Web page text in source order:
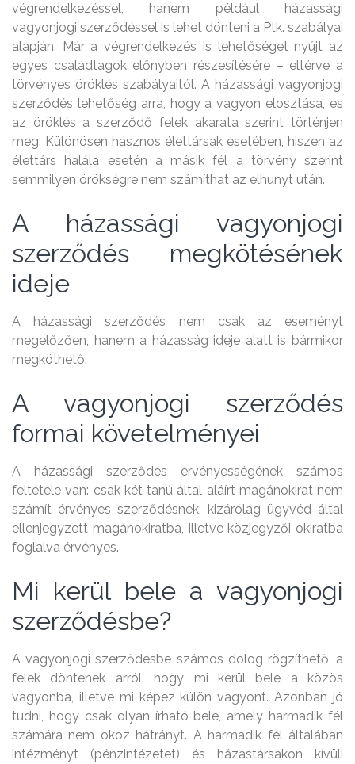
végrendelkezéssel, hanem például házassági
vagyonjogi szerződéssel is lehet dönteni a Ptk. szabályai
alapján. Már a végrendelkezés is lehetőséget nyújt az
egyes családtagok előnyben részesítésére – eltérve a
törvényes öröklés szabályaitól. A házassági vagyonjogi
szerződés lehetőség arra, hogy a vagyon elosztása, és
az öröklés a szerződő felek akarata szerint történjen
meg. Különösen hasznos élettársak esetében, hiszen az
élettárs halála esetén a másik fél a törvény szerint
semmilyen örökségre nem számíthat az elhunyt után.
A házassági vagyonjogi
szerződés megkötésének
ideje
A házassági szerződés nem csak az eseményt
megelőzően, hanem a házasság ideje alatt is bármikor
megköthető.
A vagyonjogi szerződés
formai követelményei
A házassági szerződés érvényességének számos
feltétele van: csak két tanú által aláírt magánokirat nem
számít érvényes szerződésnek, kizárólag ügyvéd által
ellenjegyzett magánokiratba, illetve közjegyzői okiratba
foglalva érvényes.
Mi kerül bele a vagyonjogi
szerződésbe?
A vagyonjogi szerződésbe számos dolog rögzíthető, a
felek döntenek arról, hogy mi kerül bele a közös
vagyonba, illetve mi képez külön vagyont. Azonban jó
tudni, hogy csak olyan írható bele, amely harmadik fél
számára nem okoz hátrányt. A harmadik fél általában
intézményt (pénzintézetet) és házastársakon kívüli